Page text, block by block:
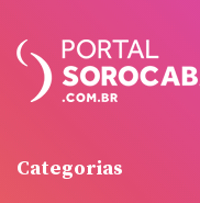
Categorias